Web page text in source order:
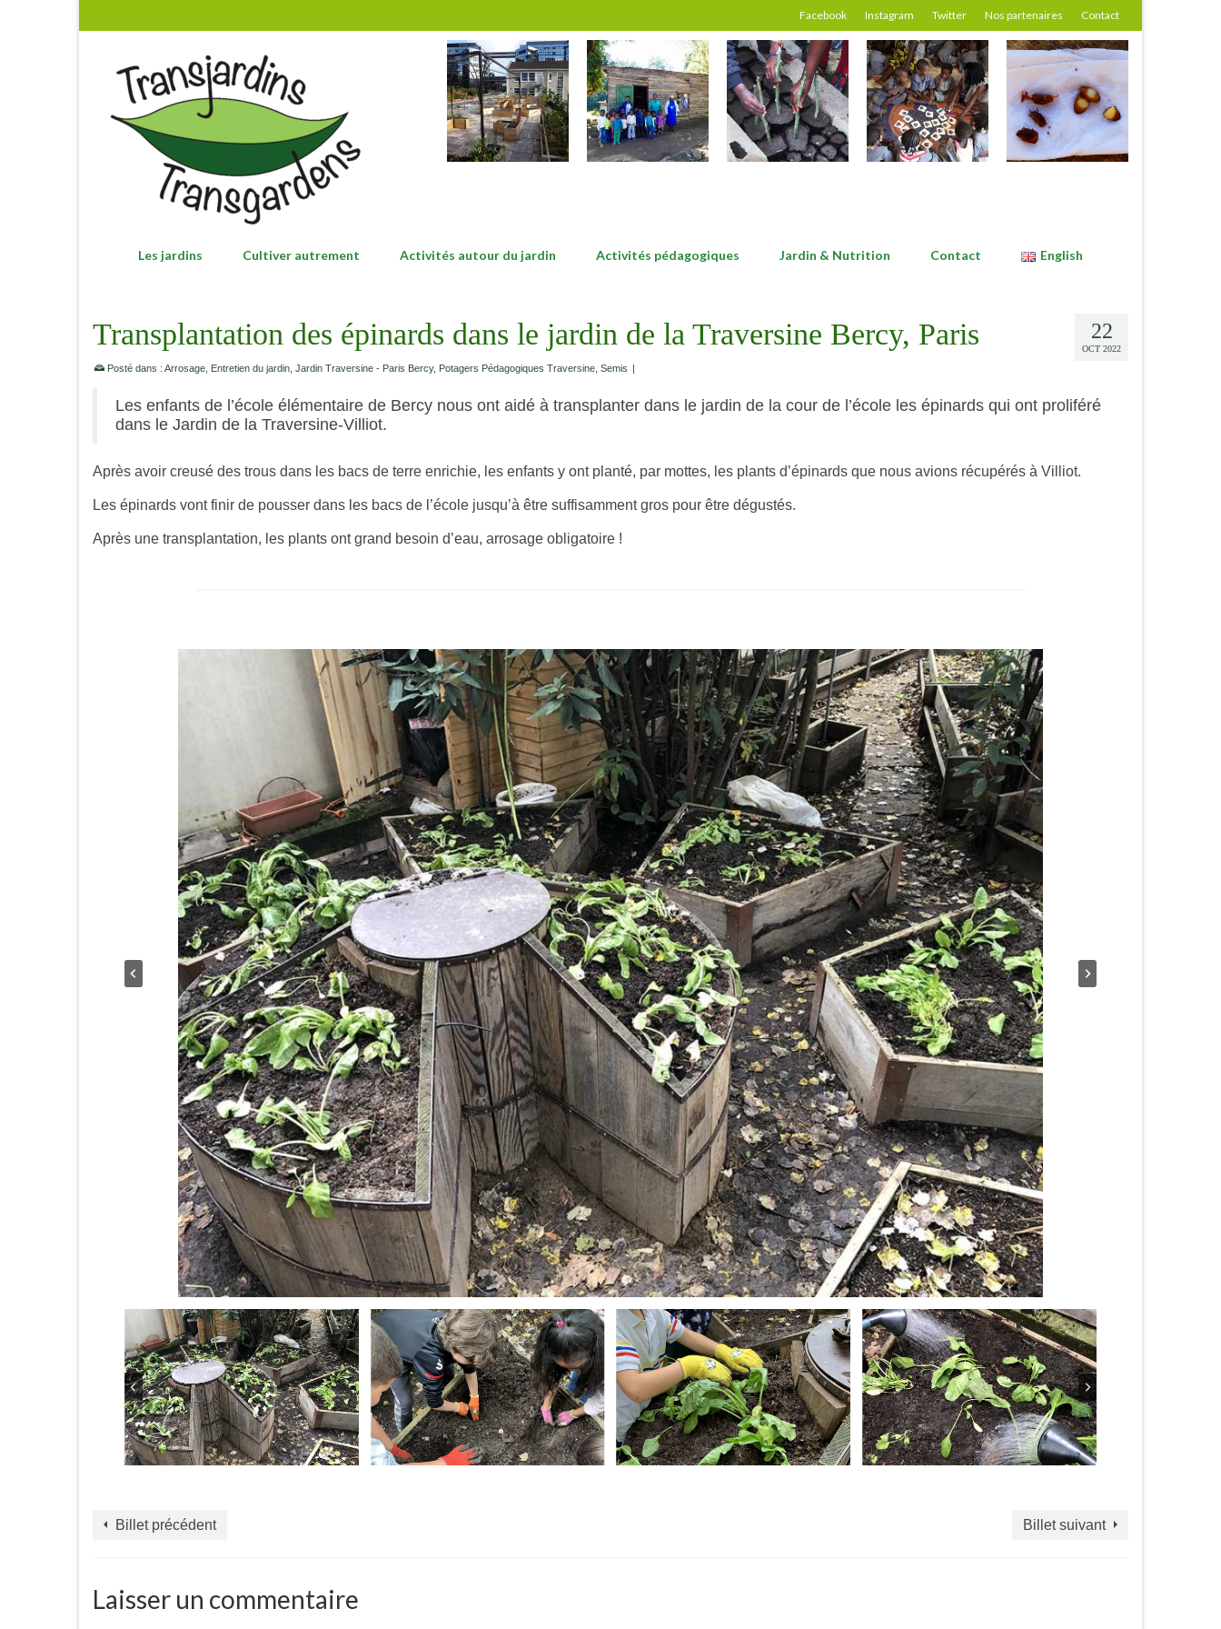
Facebook Instagram Twitter Nos partenaires Contact
Les jardins Cultiver autrement Activités autour du jardin Activités pédagogiques Jardin & Nutrition Contact English
22
OCT 2022
Transplantation des épinards dans le jardin de la Traversine Bercy, Paris
Posté dans : Arrosage Entretien du jardin Jardin Traversine - Paris Bercy, Potagers Pédagogiques Traversine Semis |
Les enfants de l’école élémentaire de Bercy nous ont aidé à transplanter dans le jardin de la cour de l’école les épinards qui ont proliféré
dans le Jardin de la Traversine-Villiot.
Après avoir creusé des trous dans les bacs de terre enrichie, les enfants y ont planté, par mottes, les plants d’épinards que nous avions récupérés à Villiot.
Les épinards vont finir de pousser dans les bacs de l’école jusqu’à être suffisamment gros pour être dégustés.
Après une transplantation, les plants ont grand besoin d’eau, arrosage obligatoire !
Billet précédent Billet suivant
Laisser un commentaire